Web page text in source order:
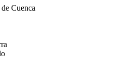
Cuenca